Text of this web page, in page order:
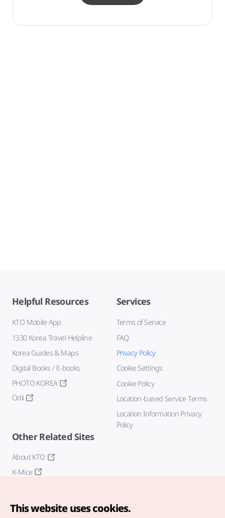
Helpful Resources
KTO Mobile App
1330 Korea Travel Helpline
Korea Guides & Maps
Digital Books / E-books
PHOTO KOREA
Odii
Services
Terms of Service
FAQ
Privacy Policy
Cookie Settings
Cookie Policy
Location-based Service Terms
Location Information Privacy
Policy
Other Related Sites
About KTO
K-Mice
This website uses cookies.